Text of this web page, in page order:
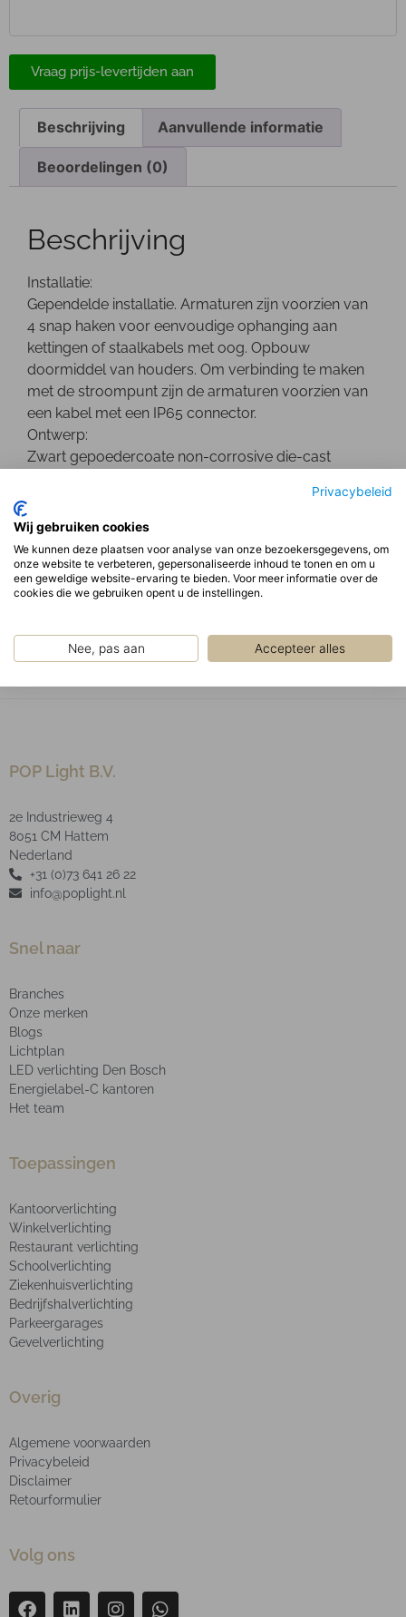
Privacybeleid
Wij gebruiken cookies
We kunnen deze plaatsen voor analyse van onze bezoekersgegevens, om
onze website te verbeteren, gepersonaliseerde inhoud te tonen en om u
een geweldige website-ervaring te bieden. Voor meer informatie over de
cookies die we gebruiken opent u de instellingen.
Nee, pas aan Accepteer alles
Vraag prijs-levertijden aan
Beschrijving Aanvullende informatie
Beoordelingen (0)
Beschrijving
Installatie:
Gependelde installatie. Armaturen zijn voorzien van
4 snap haken voor eenvoudige ophanging aan
kettingen of staalkabels met oog. Opbouw
doormiddel van houders. Om verbinding te maken
met de stroompunt zijn de armaturen voorzien van
een kabel met een IP65 connector.
Ontwerp:
Zwart gepoedercoate non-corrosive die-cast
Optisch:
Hoogglans reflectoren gemaakt van MIRO®
aluminium.
Type LED: SMD
chemische invloeden!
POP Light B.V.
2e Industrieweg 4
8051 CM Hattem
Nederland
+31 (0)73 641 26 22
info@poplight.nl
Snel naar
Branches
Onze merken
Blogs
Lichtplan
LED verlichting Den Bosch
Energielabel-C kantoren
Het team
Toepassingen
Kantoorverlichting
Winkelverlichting
Restaurant verlichting
Schoolverlichting
Ziekenhuisverlichting
Bedrijfshalverlichting
Parkeergarages
Gevelverlichting
Overig
Algemene voorwaarden
Privacybeleid
Disclaimer
Retourformulier
Volg ons